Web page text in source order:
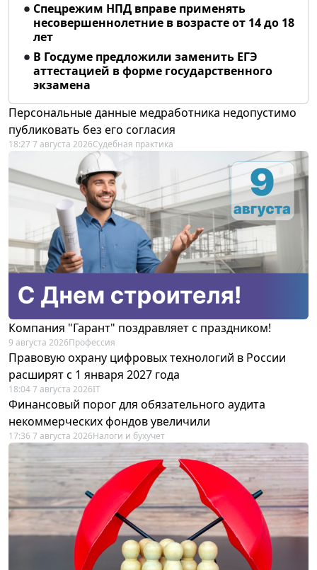
Спецрежим НПД вправе применять
несовершеннолетние в возрасте от 14 до 18
лет
В Госдуме предложили заменить ЕГЭ
аттестацией в форме государственного
экзамена
Персональные данные медработника недопустимо
публиковать без его согласия
18:27 7 августа 2026Судебная практика
Компания "Гарант" поздравляет с праздником!
9 августа 2026Профессия
Правовую охрану цифровых технологий в России
расширят с 1 января 2027 года
18:04 7 августа 2026IT
Финансовый порог для обязательного аудита
некоммерческих фондов увеличили
17:36 7 августа 2026Налоги и бухучет